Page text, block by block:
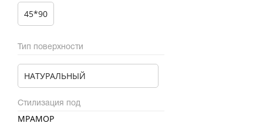
45*90
Тип поверхности
НАТУРАЛЬНЫЙ
Стилизация под
МРАМОР